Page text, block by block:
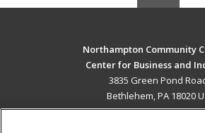
Northampton Community
Center for Business and
3835 Green Pond
Bethlehem, PA 18020